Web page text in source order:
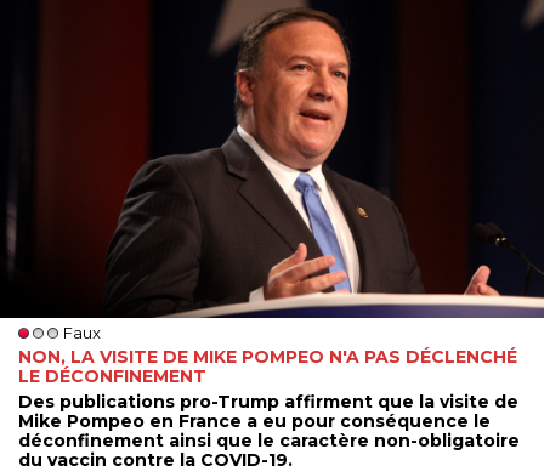
Faux
NON, LA VISITE DE MIKE POMPEO N'A PAS DÉCLENCHÉ
LE DÉCONFINEMENT
Des publications pro-Trump affirment que la visite de
Mike Pompeo en France a eu pour conséquence le
déconfinement ainsi que le caractère non-obligatoire
du vaccin contre la COVID-19.